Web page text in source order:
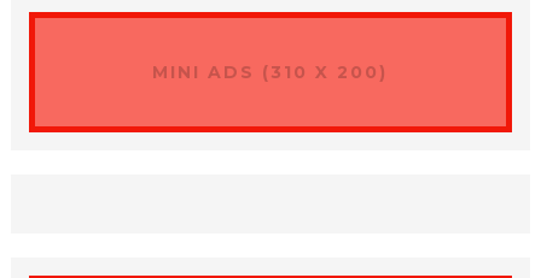
MINI ADS (310 X 200)